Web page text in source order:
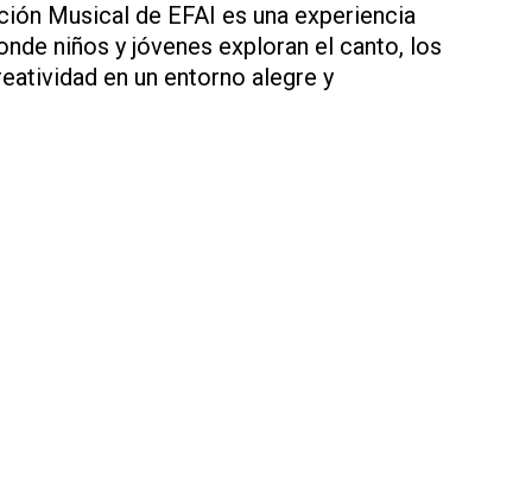
Musical de EFAI es una experiencia
niños y jóvenes exploran el canto, los
en un entorno alegre y